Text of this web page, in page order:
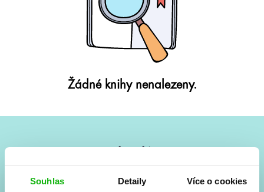
Souhlas Detaily Více o cookies
Žádné knihy nenalezeny.
Vše kolem #youngadult každý měsíc rovnou do mailu!